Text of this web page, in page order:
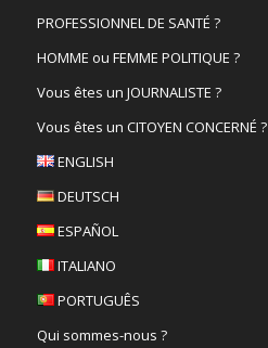
PROFESSIONNEL DE SANTÉ ?
HOMME ou FEMME POLITIQUE ?
Vous êtes un JOURNALISTE ?
Vous êtes un CITOYEN CONCERNÉ ?
ENGLISH
DEUTSCH
ESPAÑOL
ITALIANO
PORTUGUÊS
Qui sommes-nous ?